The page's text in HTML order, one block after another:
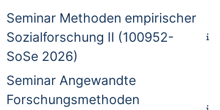
Seminar Methoden empirischer
Sozialforschung II (100952-
SoSe 2026)
Seminar Angewandte
Forschungsmethoden